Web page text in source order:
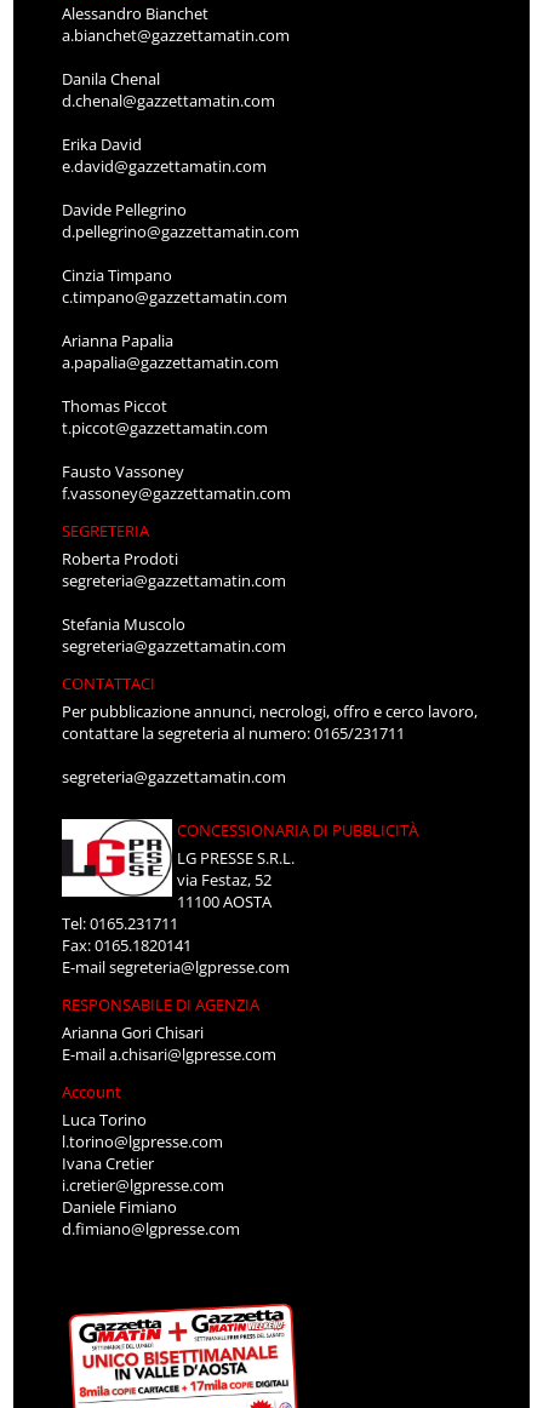
Alessandro Bianchet
a.bianchet@gazzettamatin.com
Danila Chenal
d.chenal@gazzettamatin.com
Erika David
e.david@gazzettamatin.com
Davide Pellegrino
d.pellegrino@gazzettamatin.com
Cinzia Timpano
c.timpano@gazzettamatin.com
Arianna Papalia
a.papalia@gazzettamatin.com
Thomas Piccot
t.piccot@gazzettamatin.com
Fausto Vassoney
f.vassoney@gazzettamatin.com
SEGRETERIA
Roberta Prodoti
segreteria@gazzettamatin.com
Stefania Muscolo
segreteria@gazzettamatin.com
CONTATTACI
Per pubblicazione annunci, necrologi, offro e cerco lavoro,
contattare la segreteria al numero: 0165/231711
segreteria@gazzettamatin.com
CONCESSIONARIA DI PUBBLICITÀ
LG PRESSE S.R.L.
via Festaz, 52
11100 AOSTA
Tel: 0165.231711
Fax: 0165.1820141
E-mailsegreteria@lgpresse.com
RESPONSABILE DI AGENZIA
Arianna Gori Chisari
E-maila.chisari@lgpresse.com
Account
Luca Torino
l.torino@lgpresse.com
Ivana Cretier
i.cretier@lgpresse.com
Daniele Fimiano
d.fimiano@lgpresse.com